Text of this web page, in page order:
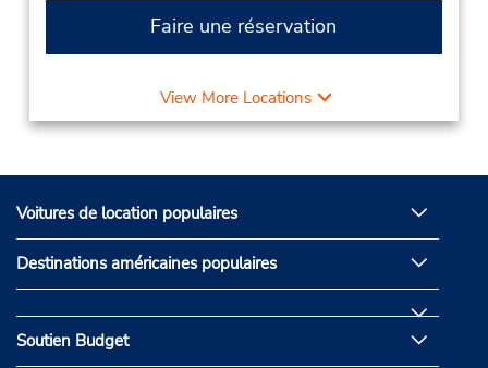
Faire une réservation
View More Locations
Voitures de location populaires
Destinations américaines populaires
Soutien Budget